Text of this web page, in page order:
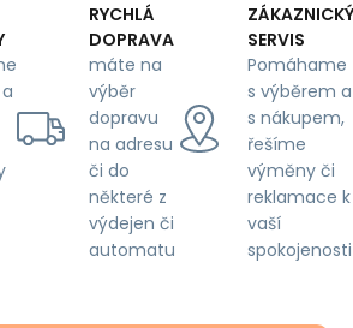
RYCHLÁ
DOPRAVA
máte na
výběr
dopravu
na adresu
či do
některé z
výdejen či
automatu
ZÁKAZNICKÝ
SERVIS
Pomáhame
s výběrem a
s nákupem,
řešíme
výměny či
reklamace k
vaší
spokojenosti